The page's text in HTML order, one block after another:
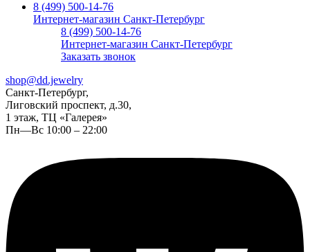
8 (499) 500-14-76
Интернет-магазин Санкт-Петербург
8 (499) 500-14-76
Интернет-магазин Санкт-Петербург
Заказать звонок
shop@dd.jewelry
Санкт-Петербург,
Лиговский проспект, д.30,
1 этаж, ТЦ «Галерея»
Пн—Вс 10:00 – 22:00